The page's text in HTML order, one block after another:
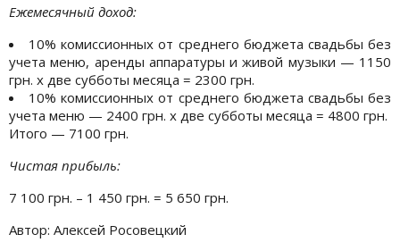
Ежемесячный доход:
10% комиссионных от среднего бюджета свадьбы без
учета меню, аренды аппаратуры и живой музыки — 1150
грн. х две субботы месяца = 2300 грн.
10% комиссионных от среднего бюджета свадьбы без
учета меню — 2400 грн. х две субботы месяца = 4800 грн.
Итого — 7100 грн.
Чистая прибыль:
7 100 грн. – 1 450 грн. = 5 650 грн.
Автор: Алексей Росовецкий